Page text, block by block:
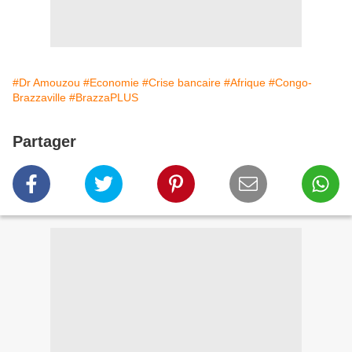
#Dr Amouzou #Economie #Crise bancaire #Afrique #Congo-
Brazzaville #BrazzaPLUS
Partager